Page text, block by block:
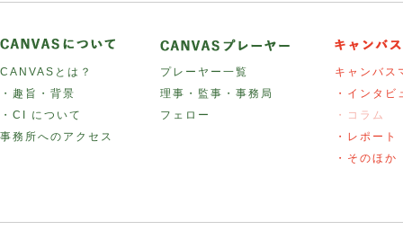
CANVASとは？
・趣旨・背景
・CI について
事務所へのアクセス
プレーヤー一覧
理事・監事・事務局
フェロー
キャンバス
・インタビ
・コラム
・レポート
・そのほか